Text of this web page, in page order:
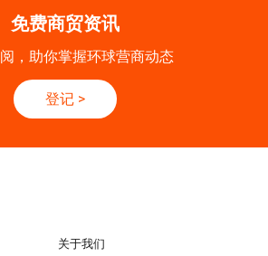
免费商贸资讯
，助你掌握环球营商动态
登记 >
关于我们